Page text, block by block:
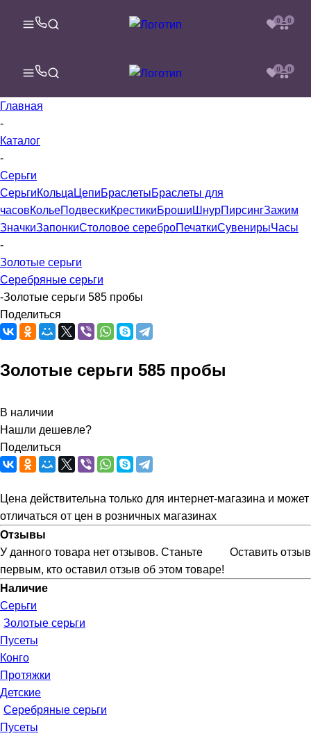
0 0
0 0
Главная
-
Каталог
-
Серьги
СерьгиКольца ЦепиБраслетыБраслеты для
часовКольеПодвескиКрестикиБроши ШнурПирсингЗажим
ЗначкиЗапонкиСтоловое сереброПечаткиСувенирыЧасы
-
Золотые серьги
Серебряные серьги
-Золотые серьги 585 пробы
Поделиться
Золотые серьги 585 пробы
В наличии
Нашли дешевле?
Поделиться
Цена действительна только для интернет-магазина и может
отличаться от цен в розничных магазинах
Отзывы
Оставить отзыв
У данного товара нет отзывов. Станьте
первым, кто оставил отзыв об этом товаре!
Наличие
Серьги
Золотые серьги
Пусеты
Конго
Протяжки
Детские
Серебряные серьги
Пусеты